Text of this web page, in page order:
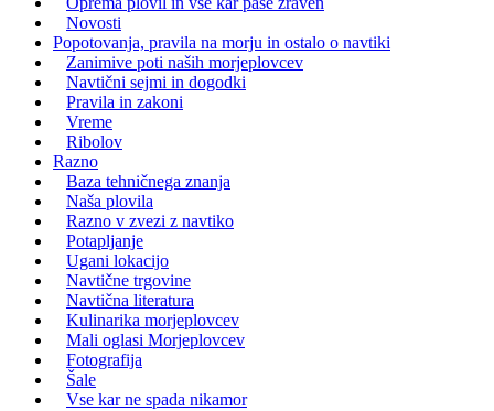
Novosti
Popotovanja, pravila na morju in ostalo o navtiki
Zanimive poti naših morjeplovcev
Navtični sejmi in dogodki
Pravila in zakoni
Vreme
Ribolov
Razno
Baza tehničnega znanja
Naša plovila
Razno v zvezi z navtiko
Potapljanje
Ugani lokacijo
Navtične trgovine
Navtična literatura
Kulinarika morjeplovcev
Mali oglasi Morjeplovcev
Fotografija
Šale
Vse kar ne spada nikamor